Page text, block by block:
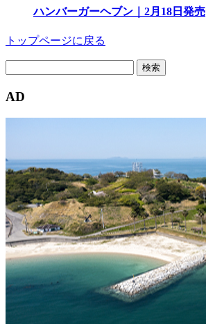
ハンバーガーヘブン｜2月18日発売
トップページに戻る
AD